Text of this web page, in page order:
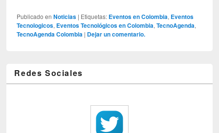
Publicado en Noticias | Etiquetas: Eventos en Colombia, Eventos
Tecnologicos, Eventos Tecnológicos en Colombia,TecnoAgenda,
TecnoAgenda Colombia | Dejar un comentario.
Redes Sociales